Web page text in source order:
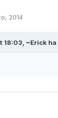
2014
18:03, ~Erick